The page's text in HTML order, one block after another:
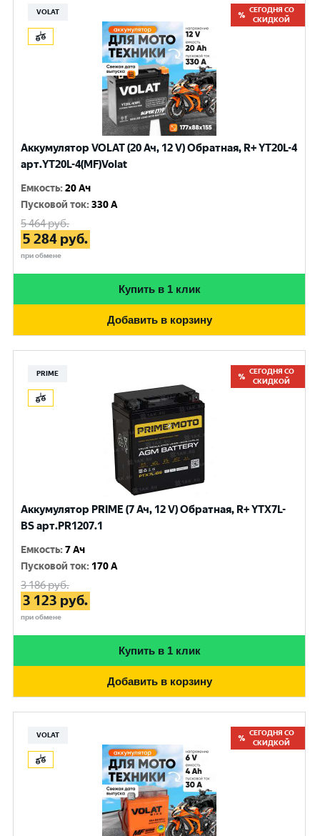
VOLAT
СЕГОДНЯ СО
СКИДКОЙ
Аккумулятор VOLAT (20 Ач, 12 V) Обратная, R+ YT20L-4
арт.YT20L-4(MF)Volat
Емкость:20 Ач
Пусковой ток:330 A
5 464руб.
5 284 руб.
при обмене
Купить в 1 клик
Добавить в корзину
PRIME
СЕГОДНЯ СО
СКИДКОЙ
Аккумулятор PRIME (7 Ач, 12 V) Обратная, R+ YTX7L-
BS арт.PR1207.1
Емкость:7 Ач
Пусковой ток: 170 A
3 186руб.
3 123 руб.
при обмене
Купить в 1 клик
Добавить в корзину
VOLAT
СЕГОДНЯ СО
СКИДКОЙ